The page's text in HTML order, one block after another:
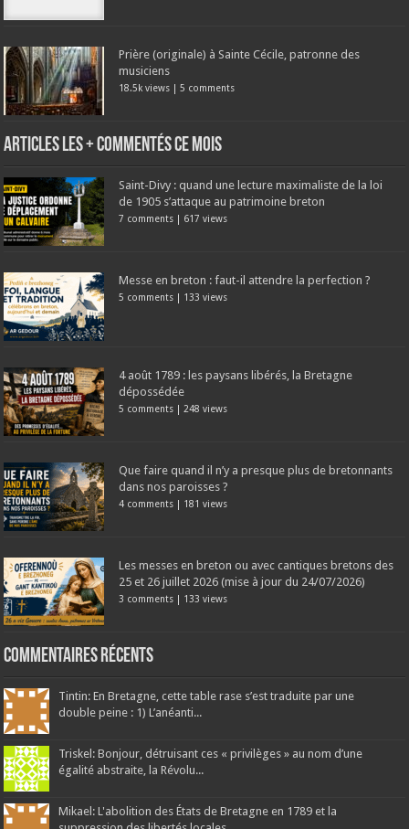
Prière (originale) à Sainte Cécile, patronne des
musiciens
18.5k views |5 comments
Articles les + commentés ce mois
Saint-Divy : quand une lecture maximaliste de la loi
de 1905 s’attaque au patrimoine breton
7 comments | 617 views
Messe en breton : faut-il attendre la perfection ?
5 comments | 133 views
4 août 1789 : les paysans libérés, la Bretagne
dépossédée
5 comments | 248 views
Que faire quand il n’y a presque plus de bretonnants
dans nos paroisses ?
4 comments | 181 views
Les messes en breton ou avec cantiques bretons des
25 et 26 juillet 2026 (mise à jour du 24/07/2026)
3 comments | 133 views
Commentaires récents
Tintin: En Bretagne, cette table rase s’est traduite par une
double peine : 1) L’anéanti...
Triskel: Bonjour, détruisant ces « privilèges » au nom d’une
égalité abstraite, la Révolu...
Mikael: L'abolition des États de Bretagne en 1789 et la